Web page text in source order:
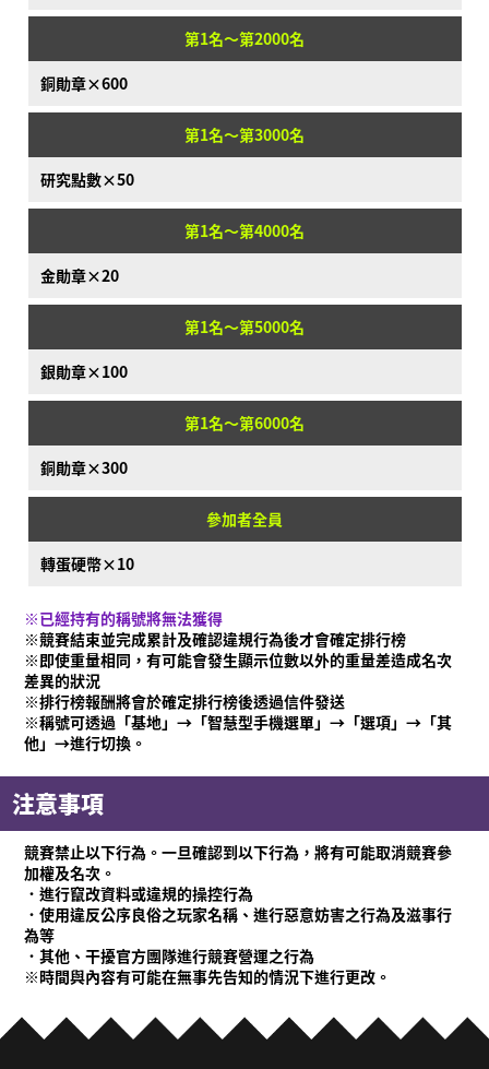
第1名～第2000名
銅勛章×600
第1名～第3000名
研究點數×50
第1名～第4000名
金勛章×20
第1名～第5000名
銀勛章×100
第1名～第6000名
銅勛章×300
參加者全員
轉蛋硬幣×10
※已經持有的稱號將無法獲得
※競賽結束並完成累計及確認違規行為後才會確定排行榜
※即使重量相同，有可能會發生顯示位數以外的重量差造成名次
差異的狀況
※排行榜報酬將會於確定排行榜後透過信件發送
※稱號可透過「基地」→「智慧型手機選單」→「選項」→「其
他」→進行切換。
注意事項
競賽禁止以下行為。一旦確認到以下行為，將有可能取消競賽參
加權及名次。
．進行竄改資料或違規的操控行為
．使用違反公序良俗之玩家名稱、進行惡意妨害之行為及滋事行
為等
．其他、干擾官方團隊進行競賽營運之行為
※時間與內容有可能在無事先告知的情況下進行更改。